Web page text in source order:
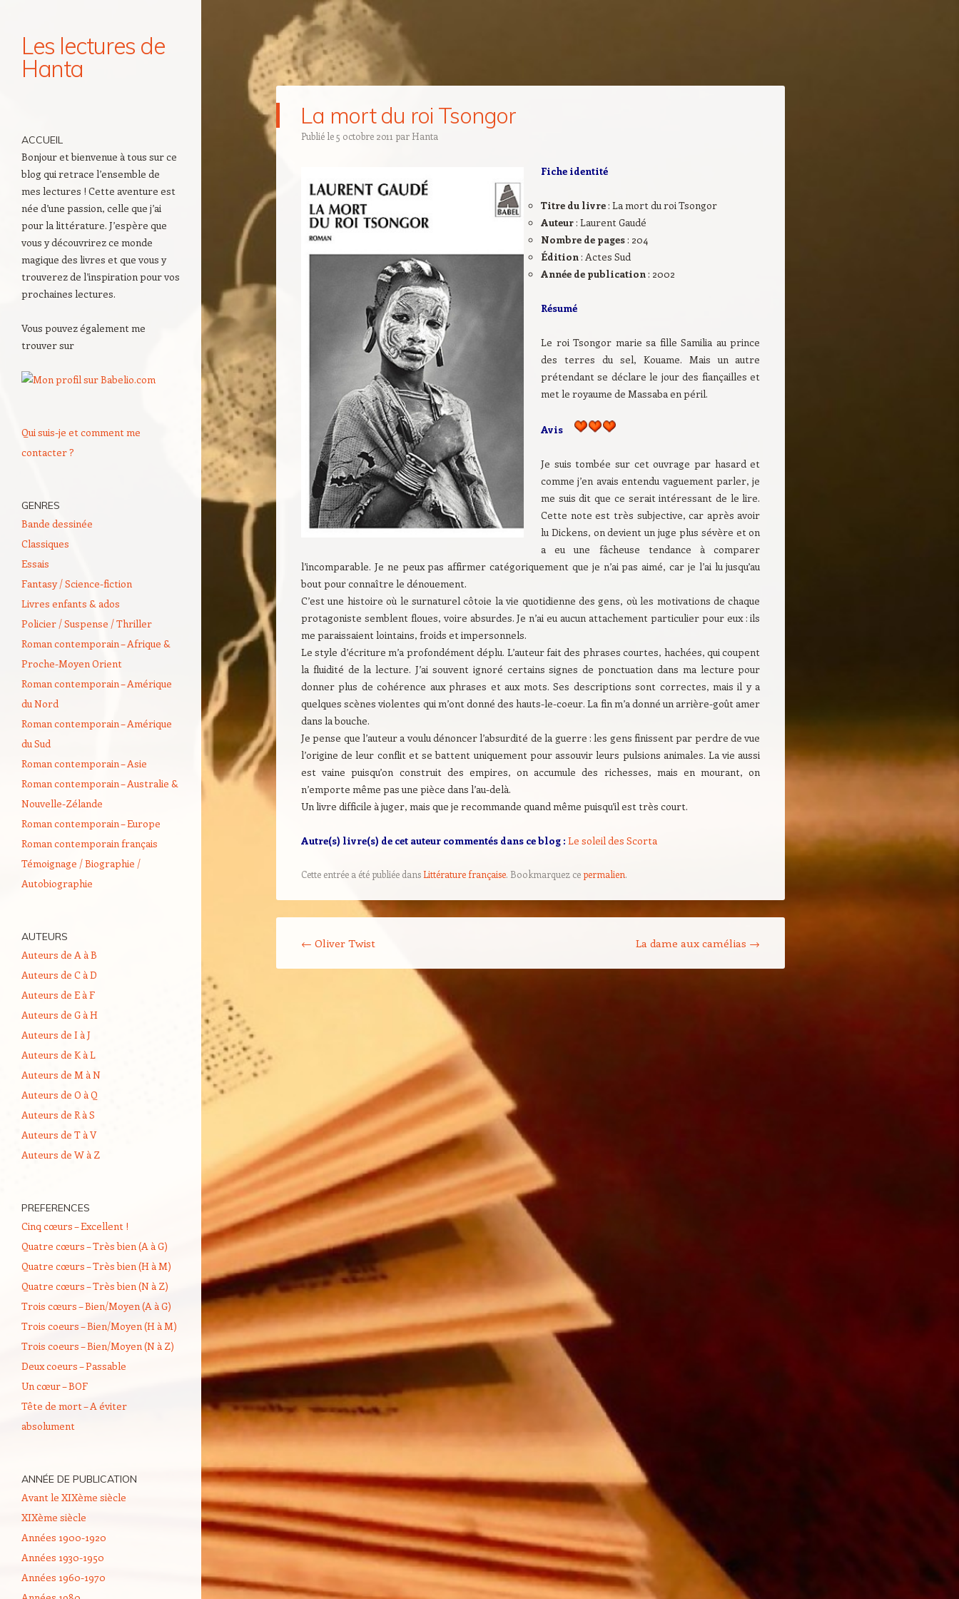
Les lectures de
Hanta
La mort du roi Tsongor
Publié le5 octobre 2011 par Hanta
Fiche identité
Titre du livre: La mort du roi Tsongor
Auteur: Laurent Gaudé
Nombre de pages: 204
Édition: Actes Sud
Année de publication: 2002
Résumé
Le roi Tsongor marie sa fille Samilia au prince
des terres du sel, Kouame. Mais un autre
prétendant se déclare le jour des fiançailles et
met le royaume de Massaba en péril.
Avis
Je suis tombée sur cet ouvrage par hasard et
comme j’en avais entendu vaguement parler, je
me suis dit que ce serait intéressant de le lire.
Cette note est très subjective, car après avoir
lu Dickens, on devient un juge plus sévère et on
a eu une fâcheuse tendance à comparer
l’incomparable. Je ne peux pas affirmer catégoriquement que je n’ai pas aimé, car je l’ai lu jusqu’au
bout pour connaître le dénouement.
C’est une histoire où le surnaturel côtoie la vie quotidienne des gens, où les motivations de chaque
protagoniste semblent floues, voire absurdes. Je n’ai eu aucun attachement particulier pour eux : ils
me paraissaient lointains, froids et impersonnels.
Le style d’écriture m’a profondément déplu. L’auteur fait des phrases courtes, hachées, qui coupent
la fluidité de la lecture. J’ai souvent ignoré certains signes de ponctuation dans ma lecture pour
donner plus de cohérence aux phrases et aux mots. Ses descriptions sont correctes, mais il y a
quelques scènes violentes qui m’ont donné des hauts-le-coeur. La fin m’a donné un arrière-goût amer
dans la bouche.
Je pense que l’auteur a voulu dénoncer l’absurdité de la guerre : les gens finissent par perdre de vue
l’origine de leur conflit et se battent uniquement pour assouvir leurs pulsions animales. La vie aussi
est vaine puisqu’on construit des empires, on accumule des richesses, mais en mourant, on
n’emporte même pas une pièce dans l’au-delà.
Un livre difficile à juger, mais que je recommande quand même puisqu’il est très court.
Autre(s) livre(s) de cet auteur commentés dans ce blog : Le soleil des Scorta
Cette entrée a été publiée dansLittérature française. Bookmarquez cepermalien.
← Oliver Twist La dame aux camélias →
ACCUEIL
Bonjour et bienvenue à tous sur ce
blog qui retrace l’ensemble de
mes lectures ! Cette aventure est
née d’une passion, celle que j’ai
pour la littérature. J’espère que
vous y découvrirez ce monde
magique des livres et que vous y
trouverez de l’inspiration pour vos
prochaines lectures.
Vous pouvez également me
trouver sur
Qui suis-je et comment me
contacter ?
GENRES
Bande dessinée
Classiques
Essais
Fantasy / Science-fiction
Livres enfants & ados
Policier / Suspense / Thriller
Roman contemporain – Afrique &
Proche-Moyen Orient
Roman contemporain – Amérique
du Nord
Roman contemporain – Amérique
du Sud
Roman contemporain – Asie
Roman contemporain – Australie &
Nouvelle-Zélande
Roman contemporain – Europe
Roman contemporain français
Témoignage / Biographie /
Autobiographie
AUTEURS
Auteurs de A à B
Auteurs de C à D
Auteurs de E à F
Auteurs de G à H
Auteurs de I à J
Auteurs de K à L
Auteurs de M à N
Auteurs de O à Q
Auteurs de R à S
Auteurs de T à V
Auteurs de W à Z
PREFERENCES
Cinq cœurs – Excellent !
Quatre cœurs – Très bien (A à G)
Quatre cœurs – Très bien (H à M)
Quatre cœurs – Très bien (N à Z)
Trois cœurs – Bien/Moyen (A à G)
Trois coeurs – Bien/Moyen (H à M)
Trois coeurs – Bien/Moyen (N à Z)
Deux coeurs – Passable
Un cœur – BOF
Tête de mort – A éviter
absolument
ANNÉE DE PUBLICATION
Avant le XIXème siècle
XIXème siècle
Années 1900-1920
Années 1930-1950
Années 1960-1970